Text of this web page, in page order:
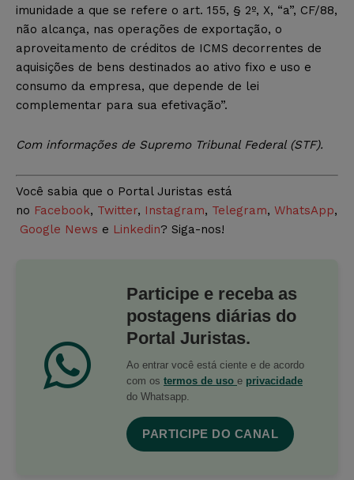
imunidade a que se refere o art. 155, § 2º, X, “a”, CF/88,
não alcança, nas operações de exportação, o
aproveitamento de créditos de ICMS decorrentes de
aquisições de bens destinados ao ativo fixo e uso e
consumo da empresa, que depende de lei
complementar para sua efetivação”.
Com informações de Supremo Tribunal Federal (STF).
Você sabia que o Portal Juristas está
no Facebook, Twitter, Instagram, Telegram, WhatsApp,
Google News e Linkedin? Siga-nos!
Participe e receba as
postagens diárias do
Portal Juristas.
Ao entrar você está ciente e de acordo
com os termos de uso e privacidade
do Whatsapp.
PARTICIPE DO CANAL